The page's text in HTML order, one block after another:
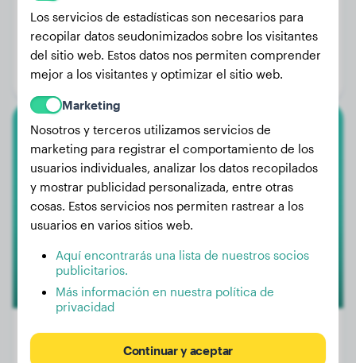
25 kg
Edad:
4 años, 2 meses
Género:
Perro macho
Labrador Retriever
Saxa
Los servicios de estadísticas son necesarios para
recopilar datos seudonimizados sobre los visitantes
del sitio web. Estos datos nos permiten comprender
mejor a los visitantes y optimizar el sitio web.
Marketing
Nosotros y terceros utilizamos servicios de
marketing para registrar el comportamiento de los
usuarios individuales, analizar los datos recopilados
y mostrar publicidad personalizada, entre otras
cosas. Estos servicios nos permiten rastrear a los
usuarios en varios sitios web.
Aquí encontrarás una lista de nuestros socios
publicitarios.
Más información en nuestra política de
privacidad
Continuar y aceptar